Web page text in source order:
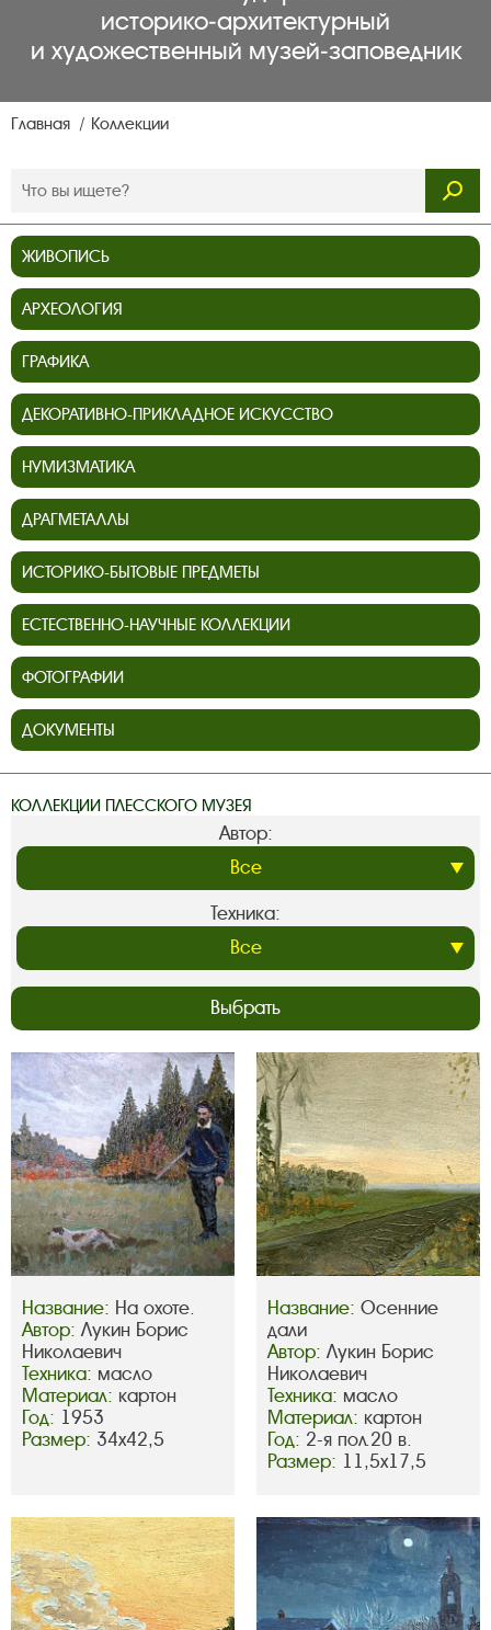
историко‑архитектурный
и художественный музей‑заповедник
Главная Коллекции
ЖИВОПИСЬ
АРХЕОЛОГИЯ
ГРАФИКА
ДЕКОРАТИВНО-ПРИКЛАДНОЕ ИСКУССТВО
НУМИЗМАТИКА
ДРАГМЕТАЛЛЫ
ИСТОРИКО-БЫТОВЫЕ ПРЕДМЕТЫ
ЕСТЕСТВЕННО-НАУЧНЫЕ КОЛЛЕКЦИИ
ФОТОГРАФИИ
ДОКУМЕНТЫ
КОЛЛЕКЦИИ ПЛЕССКОГО МУЗЕЯ
Автор:
Техника:
Выбрать
Название: На охоте.
Автор: Лукин Борис
Николаевич
Техника: масло
Материал: картон
Год: 1953
Размер: 34х42,5
Название: Осенние
дали
Автор: Лукин Борис
Николаевич
Техника: масло
Материал: картон
Год: 2-я пол.20 в.
Размер: 11,5х17,5